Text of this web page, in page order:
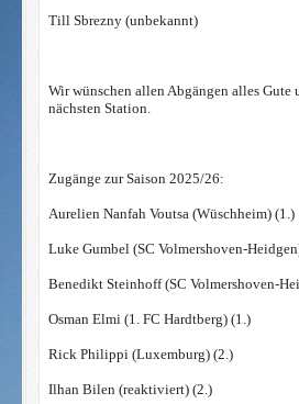
Till Sbrezny (unbekannt)
Wir wünschen allen Abgängen alles
nächsten Station.
Zugänge zur Saison 2025/26:
Aurelien Nanfah Voutsa (Wüschheim) (1.)
Luke Gumbel (SC Volmershoven-
Benedikt Steinhoff (SC Volmershoven-
Osman Elmi (1. FC Hardtberg) (1.)
Rick Philippi (Luxemburg) (2.)
Ilhan Bilen (reaktiviert) (2.)